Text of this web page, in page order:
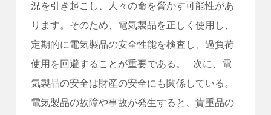
況を引き起こし、人々の命を脅かす可能性があ
ります。そのため、電気製品を正しく使用し、
定期的に電気製品の安全性能を検査し、過負荷
使用を回避することが重要である。 次に、電
気製品の安全は財産の安全にも関係している。
電気製品の故障や事故が発生すると、貴重品の